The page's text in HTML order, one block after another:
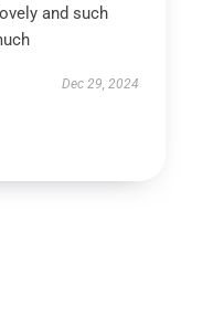
and such
Dec 29, 2024